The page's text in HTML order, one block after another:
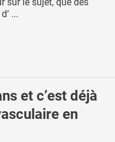
...
et c’est déjà
en